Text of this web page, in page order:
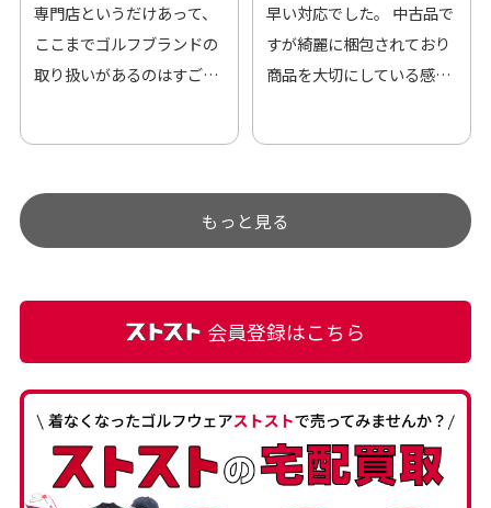
専門店というだけあって、
ここまでゴルフブランドの
取り扱いがあるのはすご
す。
早い対応でした。 中古品で
すが綺麗に梱包されており
商品を大切にしている感が
うぐらい目立つことなく綺
麗な商品でお安く購入でき
もっと見る
会員登録はこちら